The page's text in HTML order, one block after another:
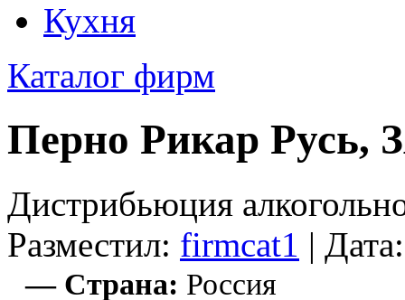
Кухня
Каталог фирм
Перно Рикар Русь,
Дистрибьюция
Разместил: firmcat1 |
— Страна: Россия